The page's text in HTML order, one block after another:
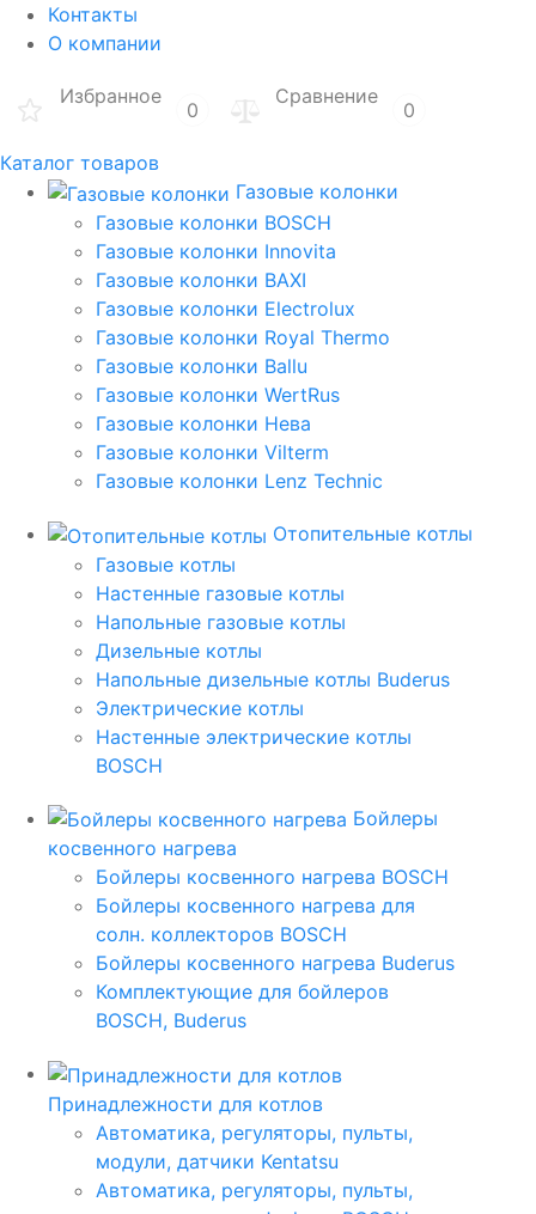
Контакты
О компании
Избранное
0
Сравнение
0
Каталог товаров
Газовые колонки
Газовые колонки BOSCH
Газовые колонки Innovita
Газовые колонки BAXI
Газовые колонки Electrolux
Газовые колонки Royal Thermo
Газовые колонки Ballu
Газовые колонки WertRus
Газовые колонки Нева
Газовые колонки Vilterm
Газовые колонки Lenz Technic
Отопительные котлы
Газовые котлы
Настенные газовые котлы
Напольные газовые котлы
Дизельные котлы
Напольные дизельные котлы Buderus
Электрические котлы
Настенные электрические котлы
BOSCH
Бойлеры
косвенного нагрева
Бойлеры косвенного нагрева BOSCH
Бойлеры косвенного нагрева для
солн. коллекторов BOSCH
Бойлеры косвенного нагрева Buderus
Комплектующие для бойлеров
BOSCH, Buderus
Принадлежности для котлов
Автоматика, регуляторы, пульты,
модули, датчики Kentatsu
Автоматика, регуляторы, пульты,